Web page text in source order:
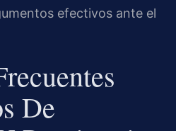
efectivos ante el
De